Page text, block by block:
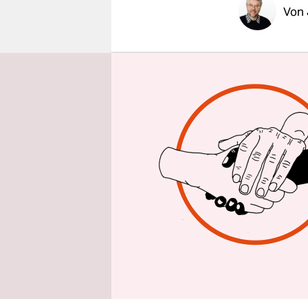
Von
Schon
Die junge
Platz im
Dabei
direkt
Besetzern
gedroht.
Vor
Bussen